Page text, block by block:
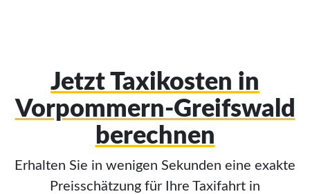
Jetzt Taxikosten in
Vorpommern-Greifswald
berechnen
Erhalten Sie in wenigen Sekunden eine exakte
Preisschätzung für Ihre Taxifahrt in